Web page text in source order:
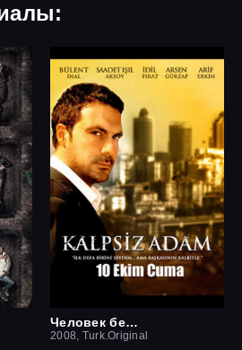
Человек без сердца
2008, Turk.Original